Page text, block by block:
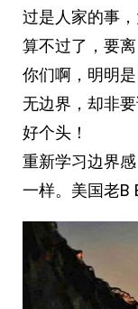
过是人家的事
算不过了，要
你们啊，明明
无边界，却非要
好个头！
重新学习边界
一样。美国老B